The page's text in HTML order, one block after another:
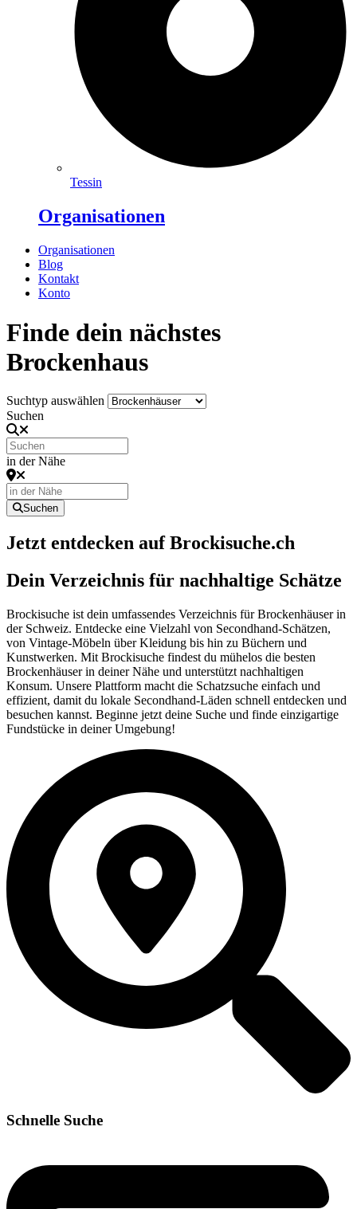
Tessin
Organisationen
Organisationen
Blog
Kontakt
Konto
Finde dein nächstes
Brockenhaus
Suchtyp auswählen
Suchen
in der Nähe
Suchen
Jetzt entdecken auf Brockisuche.ch
Dein Verzeichnis für nachhaltige Schätze
Brockisuche ist dein umfassendes Verzeichnis für Brockenhäuser in
der Schweiz. Entdecke eine Vielzahl von Secondhand-Schätzen,
von Vintage-Möbeln über Kleidung bis hin zu Büchern und
Kunstwerken. Mit Brockisuche findest du mühelos die besten
Brockenhäuser in deiner Nähe und unterstützt nachhaltigen
Konsum. Unsere Plattform macht die Schatzsuche einfach und
effizient, damit du lokale Secondhand-Läden schnell entdecken und
besuchen kannst. Beginne jetzt deine Suche und finde einzigartige
Fundstücke in deiner Umgebung!
Schnelle Suche